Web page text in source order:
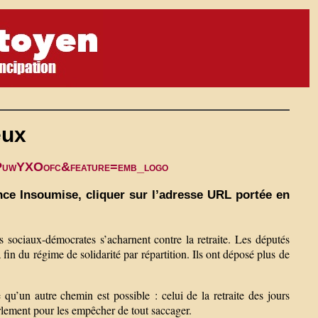
Insoumise, cliquer sur l’adresse URL portée en
démocrates s’acharnent contre la retraite. Les députés
du régime de solidarité par répartition. Ils ont déposé plus de
autre chemin est possible : celui de la retraite des jours
pour les empêcher de tout saccager.